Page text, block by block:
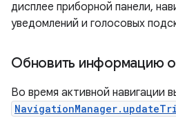
дисплее приборной панели,
уведомлений и голосовых
Обновить информацию
Во время активной навигации